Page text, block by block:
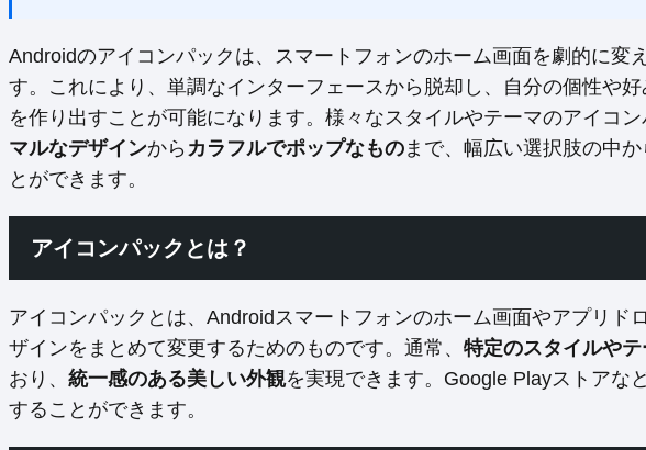
Androidのアイコンパックは、スマートフォンのホーム画面を劇的に変
す。これにより、単調なインターフェースから脱却し、自分の個性や
を作り出すことが可能になります。様々なスタイルやテーマのアイコン
マルなデザインから カラフルでポップなものまで、幅広い選択肢の中
とができます。
アイコンパックとは？
アイコンパックとは、Androidスマートフォンのホーム画面やアプリド
ザインをまとめて変更するためのものです。通常、 特定のスタイルやテ
おり、 統一感のある美しい外観を実現できます。Google Playストアな
することができます。